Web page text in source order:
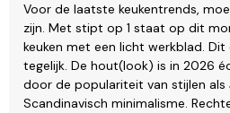
Voor de laatste keukentrends,
zijn. Met stipt op 1 staat op dit
keuken met een licht werkblad.
tegelijk. De hout(look) is in 2026
door de populariteit van stijlen als
Scandinavisch minimalisme.